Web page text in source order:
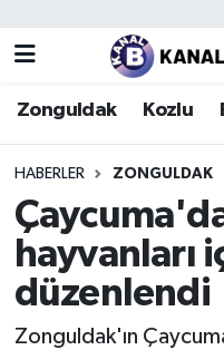
Zonguldak Kozlu
HABERLER ZONGULDAK
hayvanları
düzenlendi
Zonguldak'ın
Zonguldak
Kozlu
Çaycuma
Alaplı
Zonguldak
Zonguldak Hava
Zonguldak Trafik
Puan Durumu ve
Tüm Manşetler